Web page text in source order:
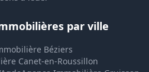
par ville
Béziers
Canet-en-Roussillon